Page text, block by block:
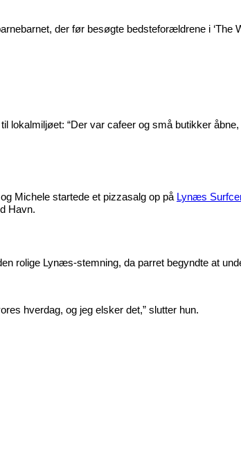
der før besøgte bedsteforældrene i ‘The
lokalmiljøet: “Der var cafeer og små butikker
Michele startede et pizzasalg op på Lynæs
Havn.
rolige Lynæs-stemning, da parret begyndte at
hverdag, og jeg elsker det,” slutter hun.